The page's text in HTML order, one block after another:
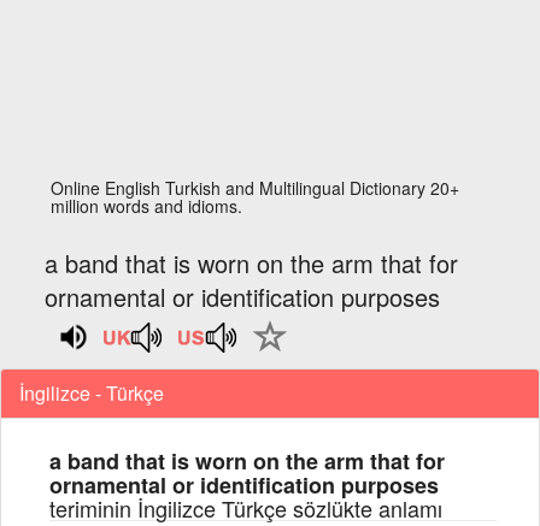
Online English Turkish and Multilingual Dictionary 20+
million words and idioms.
a band that is worn on the arm that for
ornamental or identification purposes
İngilizce - Türkçe
a band that is worn on the arm that for
ornamental or identification purposes
teriminin İngilizce Türkçe sözlükte anlamı